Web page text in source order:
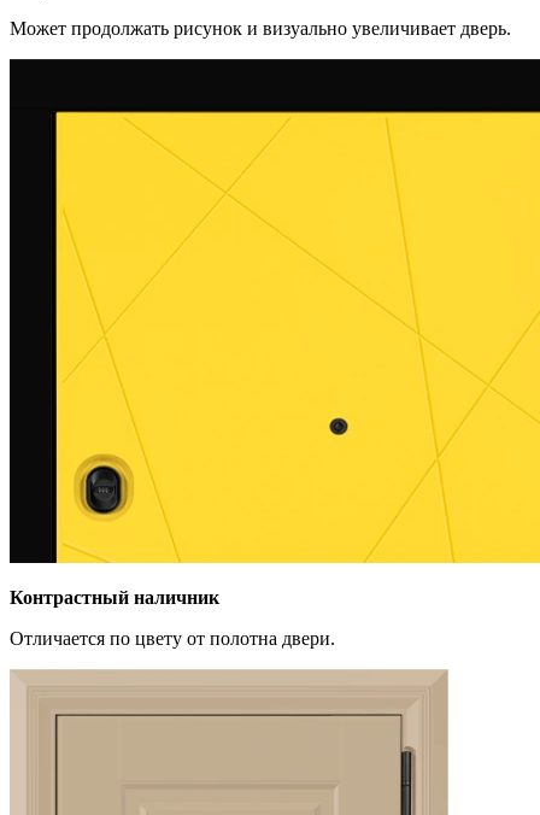
Может продолжать рисунок и визуально увеличивает дверь.
Контрастный наличник
Отличается по цвету от полотна двери.